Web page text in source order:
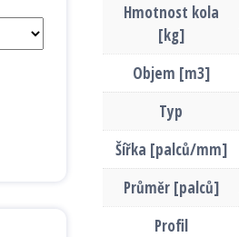
Hmotnost kola
[kg]
Objem [m3]
Typ
Šířka [palců/mm]
Průměr [palců]
Profil